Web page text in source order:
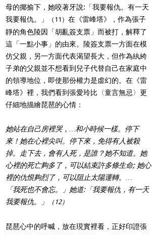
母的揶揄下，她咬著牙說:「我要報仇。有一天
我要報仇。」
（11）在《雷峰塔》，作為張子
靜的角色陵因「胡亂簽支票」而被打，解釋了
這「一點小事」的由來。陵簽支票一方面在模
仿父親，另一方面代表渴望長大，但作為紈絝
子弟的父親並不想看到兒子代替自己在家庭中
的領導地位，即使那份權力是虛幻的。在《雷
峰塔》裡，我們看到張愛玲比〈童言無忌〉更
仔細地描繪琵琶的心情：
她站在自己房裡哭，…和小時候一樣。停下
來！她在心裡尖叫。停下來，免得有人被殺
掉。走下去，會有人死，是誰？她不知道。她
心裡的死亡夠多了，可以結束許多條生命; 她心
裡的仇恨夠烈了，可以阻止太陽運轉。…
「我死也不會忘。」她道:「我要報仇，有一天
我要報仇。」
（12）
琵琶心中的呼喊，放在現實裡看，正好印證張